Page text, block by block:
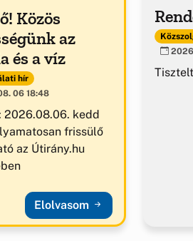
Közös
az
és a víz
hír
06 18:48
2026.08.06. kedd
frissülő
az Útirány.hu
Elolvasom